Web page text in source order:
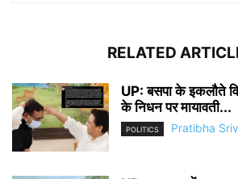
RELATED
UP: बसपा के इकलौते
के निधन पर मायावती...
POLITICS Pratibha